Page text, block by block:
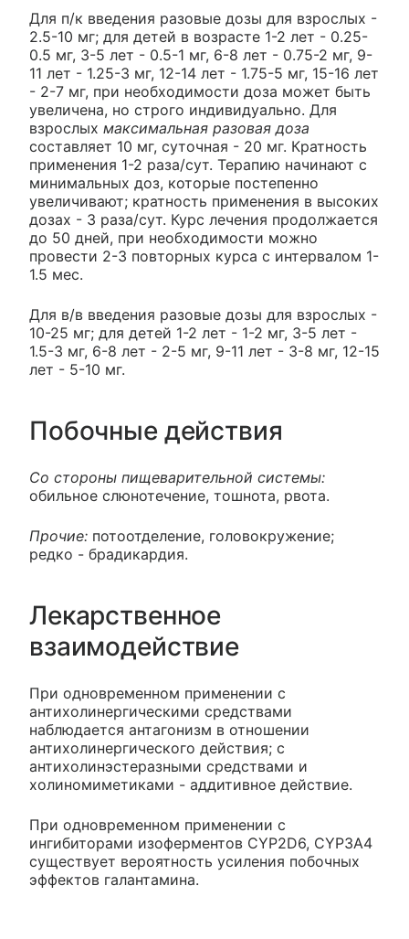
Для п/к введения разовые дозы для взрослых -
2.5-10 мг; для детей в возрасте 1-2 лет - 0.25-
0.5 мг, 3-5 лет - 0.5-1 мг, 6-8 лет - 0.75-2 мг, 9-
11 лет - 1.25-3 мг, 12-14 лет - 1.75-5 мг, 15-16 лет
- 2-7 мг, при необходимости доза может быть
увеличена, но строго индивидуально. Для
взрослых максимальная разовая доза
составляет 10 мг, суточная - 20 мг. Кратность
применения 1-2 раза/сут. Терапию начинают с
минимальных доз, которые постепенно
увеличивают; кратность применения в высоких
дозах - 3 раза/сут. Курс лечения продолжается
до 50 дней, при необходимости можно
провести 2-3 повторных курса с интервалом 1-
1.5 мес.
Для в/в введения разовые дозы для взрослых -
10-25 мг; для детей 1-2 лет - 1-2 мг, 3-5 лет -
1.5-3 мг, 6-8 лет - 2-5 мг, 9-11 лет - 3-8 мг, 12-15
лет - 5-10 мг.
Побочные действия
Со стороны пищеварительной системы:
обильное слюнотечение, тошнота, рвота.
Прочие: потоотделение, головокружение;
редко - брадикардия.
Лекарственное
взаимодействие
При одновременном применении с
антихолинергическими средствами
наблюдается антагонизм в отношении
антихолинергического действия; с
антихолинэстеразными средствами и
холиномиметиками - аддитивное действие.
При одновременном применении с
ингибиторами изоферментов CYP2D6, CYP3A4
существует вероятность усиления побочных
эффектов галантамина.